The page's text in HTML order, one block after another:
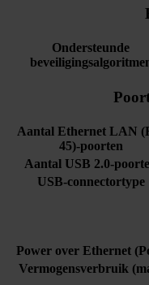
Ondersteunde
Aantal Ethernet LAN
45)-poorten
Aantal USB 2.0-
USB-connectortype
Power over Ethernet
Vermogensverbruik